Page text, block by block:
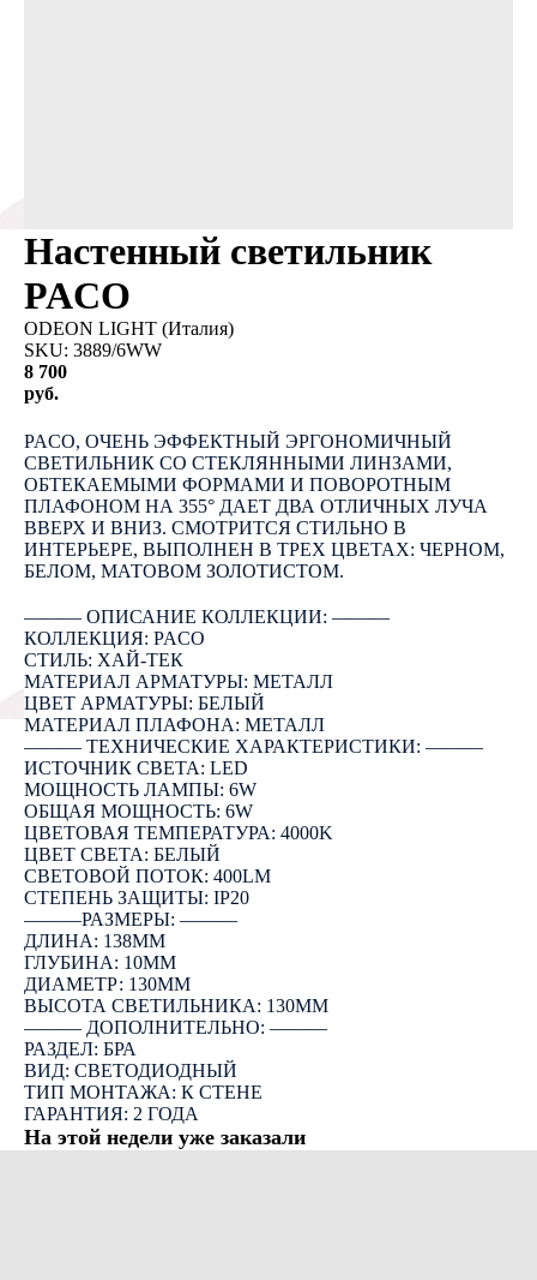
Настенный светильник
PACO
ODEON LIGHT (Италия)
SKU: 3889/6WW
8 700
руб.
PACO, ОЧЕНЬ ЭФФЕКТНЫЙ ЭРГОНОМИЧНЫЙ
СВЕТИЛЬНИК СО СТЕКЛЯННЫМИ ЛИНЗАМИ,
ОБТЕКАЕМЫМИ ФОРМАМИ И ПОВОРОТНЫМ
ПЛАФОНОМ НА 355° ДАЕТ ДВА ОТЛИЧНЫХ ЛУЧА
ВВЕРХ И ВНИЗ. СМОТРИТСЯ СТИЛЬНО В
ИНТЕРЬЕРЕ, ВЫПОЛНЕН В ТРЕХ ЦВЕТАХ: ЧЕРНОМ,
БЕЛОМ, МАТОВОМ ЗОЛОТИСТОМ.
――― ОПИСАНИЕ КОЛЛЕКЦИИ: ―――
КОЛЛЕКЦИЯ: PACO
СТИЛЬ: ХАЙ-ТЕК
МАТЕРИАЛ АРМАТУРЫ: МЕТАЛЛ
ЦВЕТ АРМАТУРЫ: БЕЛЫЙ
МАТЕРИАЛ ПЛАФОНА: МЕТАЛЛ
――― ТЕХНИЧЕСКИЕ ХАРАКТЕРИСТИКИ: ―――
ИСТОЧНИК СВЕТА: LED
МОЩНОСТЬ ЛАМПЫ: 6W
ОБЩАЯ МОЩНОСТЬ: 6W
ЦВЕТОВАЯ ТЕМПЕРАТУРА: 4000K
ЦВЕТ СВЕТА: БЕЛЫЙ
СВЕТОВОЙ ПОТОК: 400LM
СТЕПЕНЬ ЗАЩИТЫ: IP20
―――РАЗМЕРЫ: ―――
ДЛИНА: 138ММ
ГЛУБИНА: 10ММ
ДИАМЕТР: 130ММ
ВЫСОТА СВЕТИЛЬНИКА: 130ММ
――― ДОПОЛНИТЕЛЬНО: ―――
РАЗДЕЛ: БРА
ВИД: СВЕТОДИОДНЫЙ
ТИП МОНТАЖА: К СТЕНЕ
ГАРАНТИЯ: 2 ГОДА
На этой недели уже заказали